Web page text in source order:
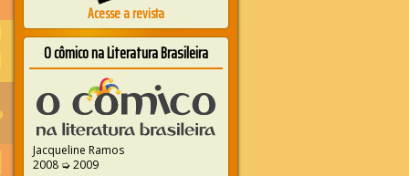
Acesse a revista
O cômico na Literatura Brasileira
Jacqueline Ramos
2008 ➭ 2009